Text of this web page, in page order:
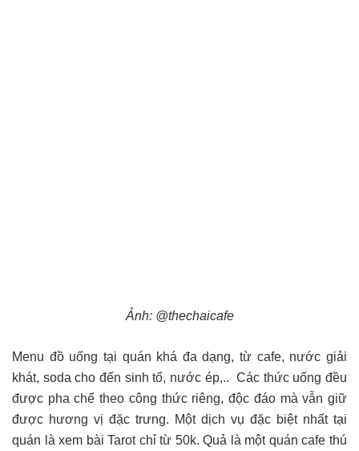
Ảnh: @thechaicafe
Menu đồ uống tại quán khá đa dạng, từ cafe, nước giải
khát, soda cho đến sinh tố, nước ép,.. Các thức uống đều
được pha chế theo công thức riêng, độc đáo mà vẫn giữ
được hương vị đặc trưng. Một dịch vụ đặc biệt nhất tại
quán là xem bài Tarot chỉ từ 50k. Quả là một quán cafe thú